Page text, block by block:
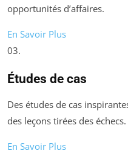
opportunités d’affaires.
En Savoir Plus
03.
Études de cas
Des études de cas
des leçons tirées des échecs.
En Savoir Plus